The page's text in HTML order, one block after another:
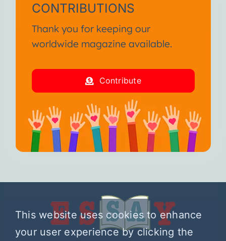
CONTRIBUTIONS
Thank you for keeping our
worldwide magazine available.
Contribute
This website uses cookies to enhance
your user experience by clicking the